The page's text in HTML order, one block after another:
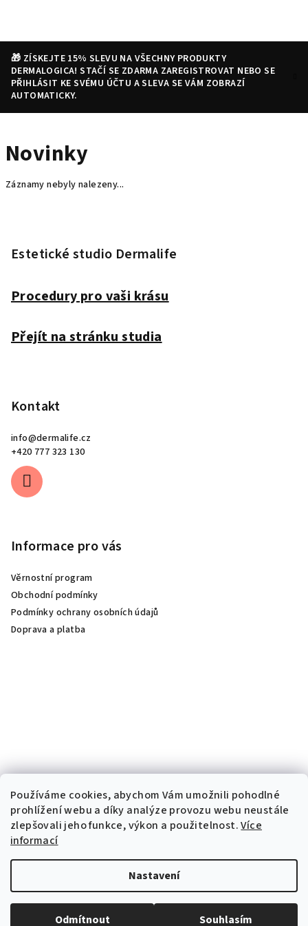
Používáme cookies, abychom Vám umožnili pohodlné
prohlížení webu a díky analýze provozu webu neustále
zlepšovali jeho funkce, výkon a použitelnost.Více
informací
Nastavení
Odmítnout Souhlasím
🎁 ZÍSKEJTE 15% SLEVU NA VŠECHNY PRODUKTY
DERMALOGICA! STAČÍ SE ZDARMA ZAREGISTROVAT NEBO SE
PŘIHLÁSIT KE SVÉMU ÚČTU A SLEVA SE VÁM ZOBRAZÍ
AUTOMATICKY.
HledatPřihlášeníNákupní
Novinky
Záznamy nebyly nalezeny...
Estetické studio Dermalife
Procedury pro vaši krásu
Přejít na stránku studia
Kontakt
info@dermalife.cz
+420 777 323 130
Informace pro vás
Věrnostní program
Obchodní podmínky
Podmínky ochrany osobních údajů
Doprava a platba
Copyright 2026Dermalife . Všechna práva vyhrazena.